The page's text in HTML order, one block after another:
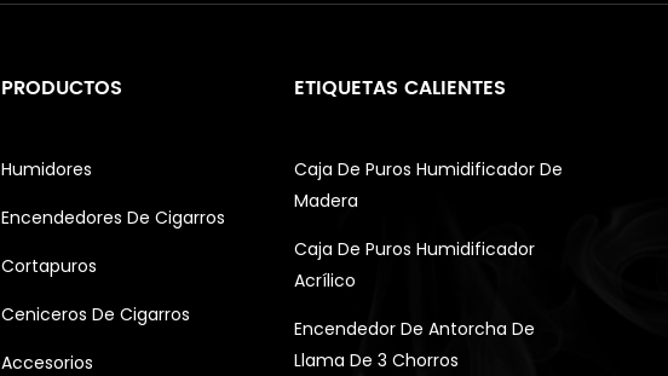
PRODUCTOS
Humidores
Encendedores De Cigarros
Cortapuros
Ceniceros De Cigarros
Accesorios
ETIQUETAS CALIENTES
Caja De Puros Humidificador De
Madera
Caja De Puros Humidificador
Acrílico
Encendedor De Antorcha De
Llama De 3 Chorros